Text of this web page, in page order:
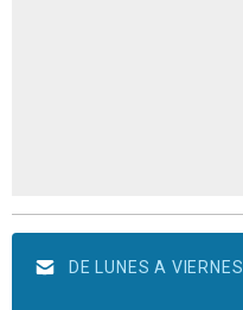
DE LUNES A VIERNES